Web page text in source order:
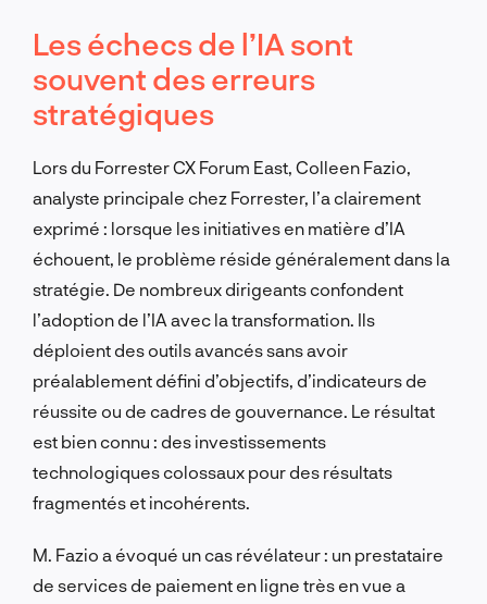
Les échecs de l’IA sont
souvent des erreurs
stratégiques
Lors du Forrester CX Forum East, Colleen Fazio,
analyste principale chez Forrester, l’a clairement
exprimé : lorsque les initiatives en matière d’IA
échouent, le problème réside généralement dans la
stratégie. De nombreux dirigeants confondent
l’adoption de l’IA avec la transformation. Ils
déploient des outils avancés sans avoir
préalablement défini d’objectifs, d’indicateurs de
réussite ou de cadres de gouvernance. Le résultat
est bien connu : des investissements
technologiques colossaux pour des résultats
fragmentés et incohérents.
M. Fazio a évoqué un cas révélateur : un prestataire
de services de paiement en ligne très en vue a